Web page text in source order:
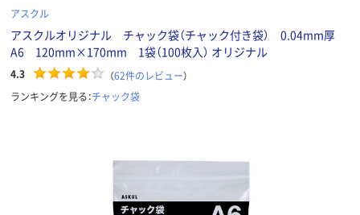
アスクル
アスクルオリジナル チャック袋（チャック付き袋） 0.04mm厚
A6 120mm×170mm 1袋（100枚入） オリジナル
4.3 （62件のレビュー）
ランキングを見る：チャック袋